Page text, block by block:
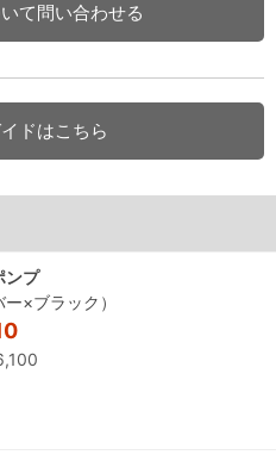
て問い合わせる
ドはこちら
ンプ
ー×ブラック）